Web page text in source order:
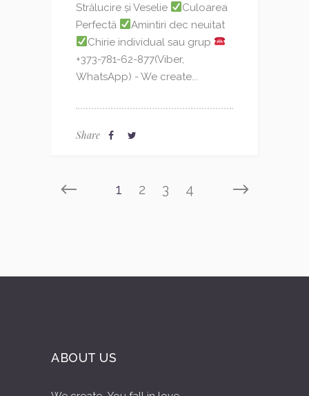
Strălucire și Veselie
Culoarea
Perfectă
Amintiri dec neuitat
Chirie individual sau grup
+373-781-62-877(Viber,
WhatsApp) - We create...
Share
1 2 3 4
ABOUT US